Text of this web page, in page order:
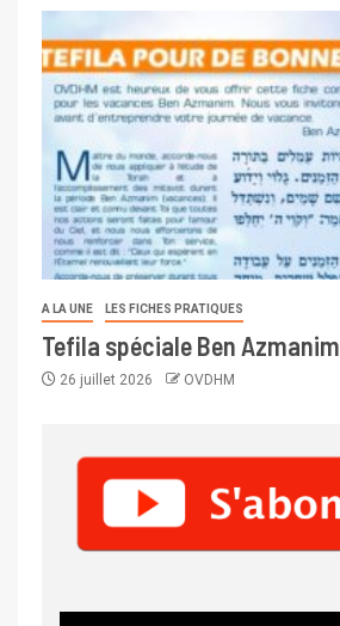
A LA UNE LES FICHES PRATIQUES
Tefila spéciale Ben Azmanim
26 juillet 2026 OVDHM